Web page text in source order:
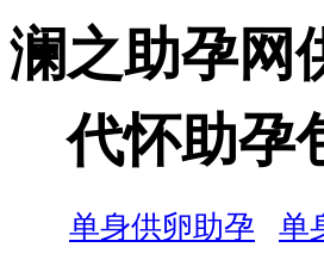
澜之助孕网
代怀助孕
单身供卵助孕
单